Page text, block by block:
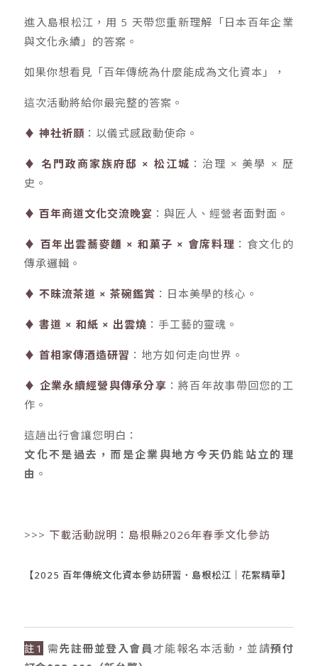
進入島根松江，用 5 天帶您重新理解「日本百年企業
與文化永續」的答案。
如果你想看見「百年傳統為什麼能成為文化資本」，
這次活動將給你最完整的答案。
♦ 神社祈願 ：以儀式感啟動使命。
♦ 名門政商家族府邸 × 松江城 ：治理 × 美學 × 歷
史。
♦ 百年商道文化交流晚宴 ：與匠人、經營者面對面。
♦ 百年出雲蕎麥麵 × 和菓子 × 會席料理 ：食文化的
傳承邏輯。
♦ 不昧流茶道 × 茶碗鑑賞 ：日本美學的核心。
♦ 書道 × 和紙 × 出雲燒 ：手工藝的靈魂。
♦ 首相家傳酒造研習 ：地方如何走向世界。
♦ 企業永續經營與傳承分享 ：將百年故事帶回您的工
作。
這趟出行會讓您明白：
文化不是過去，而是企業與地方今天仍能站立的理
由 。
>>> 下載活動說明：島根縣2026年春季文化參訪
【2025 百年傳統文化資本參訪研習．島根松江｜花絮精華】
註1 需先註冊並登入會員 才能報名本活動，並請預付